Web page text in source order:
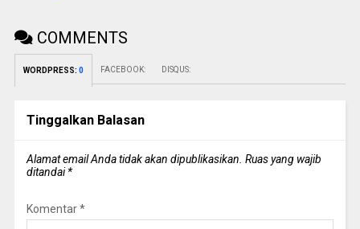
COMMENTS
WORDPRESS: 0 FACEBOOK: DISQUS:
Tinggalkan Balasan
Alamat email Anda tidak akan dipublikasikan. Ruas yang wajib
ditandai*
Komentar*